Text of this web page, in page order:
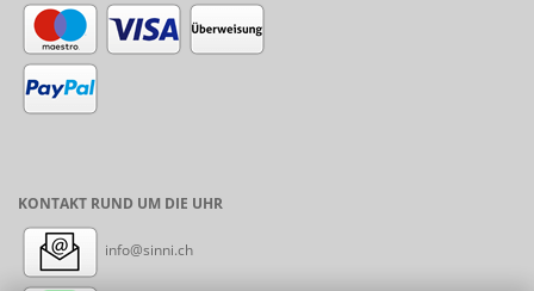
KONTAKT RUND UM DIE UHR
info@sinni.ch